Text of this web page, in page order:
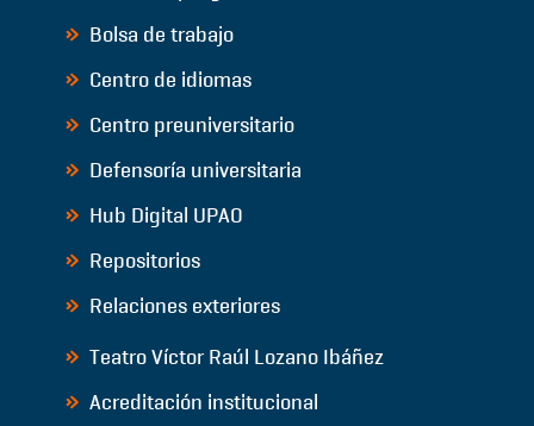
Bolsa de trabajo
Centro de idiomas
Centro preuniversitario
Defensoría universitaria
Hub Digital UPAO
Repositorios
Relaciones exteriores
Teatro Víctor Raúl Lozano Ibáñez
Acreditación institucional